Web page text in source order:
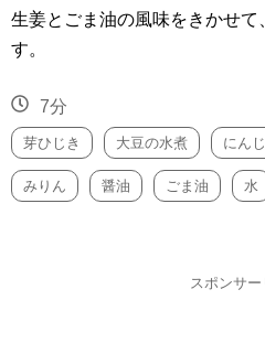
生姜とごま油の風味をきかせて
す。
7分
芽ひじき 大豆の水煮 にん
みりん 醤油 ごま油 水
スポンサー